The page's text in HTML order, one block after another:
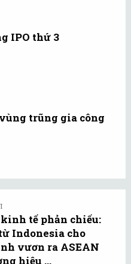
IPO thứ 3
trũng gia công
tế phản chiếu:
Indonesia cho
vươn ra ASEAN
hiệu ...